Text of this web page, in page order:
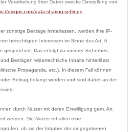
Verarbeitung ihrer Daten zwecks Darstellung von
disqus.com/data-sharing-settings
sonstige Beiträge hinterlassen, werden ihre IP-
berechtigten Interessen im Sinne des Art. 6
gespeichert. Das erfolgt zu unserer Sicherheit,
Beiträgen widerrechtliche Inhalte hinterlässt
Propaganda, etc.). In diesem Fall können
Beitrag belangt werden und sind daher an der
durch Nutzer mit deren Einwilligung gem. Art.
werden. Die Nutzer erhalten eine
ob sie der Inhaber der eingegebenen